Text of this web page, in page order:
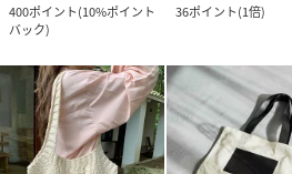
400ポイント(10%ポイント
バック)
36ポイント(1倍)